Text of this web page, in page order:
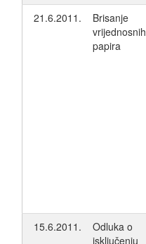
21.6.2011.
Brisanje
vrijednosnih
papira
15.6.2011.
Odluka o
isključenju